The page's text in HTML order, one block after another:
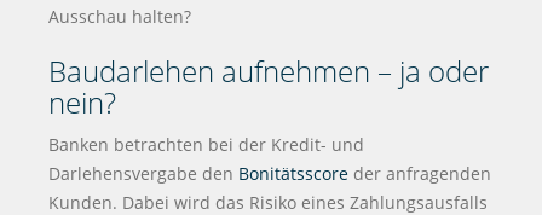
Ausschau halten?
Baudarlehen aufnehmen – ja oder
nein?
Banken betrachten bei der Kredit- und
Darlehensvergabe den Bonitätsscore der anfragenden
Kunden. Dabei wird das Risiko eines Zahlungsausfalls